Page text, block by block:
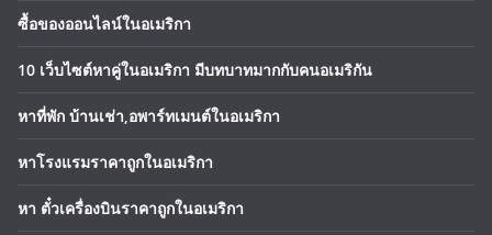
ซื้อของออนไลน์ในอเมริกา
10 เว็บไซต์หาคู่ในอเมริกา มีบทบาทมากกับคนอเมริกัน
หาที่พัก บ้านเช่า,อพาร์ทเมนต์ในอเมริกา
หาโรงแรมราคาถูกในอเมริกา
หา ตั๋วเครื่องบินราคาถูกในอเมริกา